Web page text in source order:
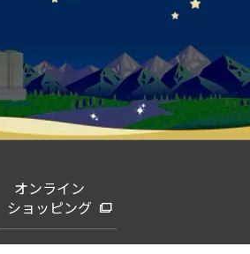
オンライン
ショッピング